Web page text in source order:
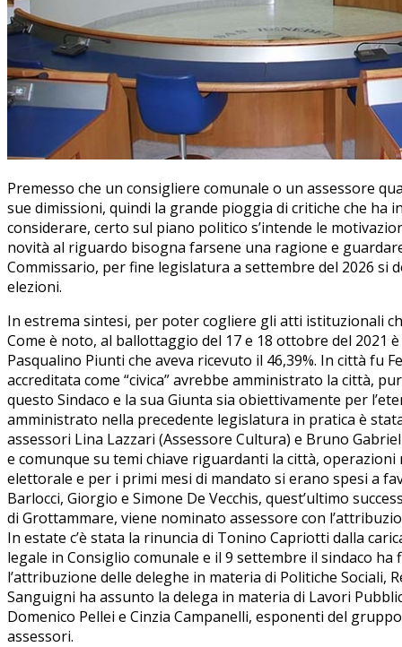
Premesso che un consigliere comunale o un assessore
sue dimissioni, quindi la grande pioggia di critiche che
considerare, certo sul piano politico s’intende le
novità al riguardo bisogna farsene una ragione e
Commissario, per fine legislatura a settembre del 2026
elezioni.
In estrema sintesi, per poter cogliere gli atti istituzionali
Come è noto, al ballottaggio del 17 e 18 ottobre del 2021
Pasqualino Piunti che aveva ricevuto il 46,39%. In città
accreditata come “civica” avrebbe amministrato la città,
questo Sindaco e la sua Giunta sia obiettivamente per
amministrato nella precedente legislatura in pratica è
assessori Lina Lazzari (Assessore Cultura) e Bruno
e comunque su temi chiave riguardanti la città,
elettorale e per i primi mesi di mandato si erano spesi a
Barlocci, Giorgio e Simone De Vecchis, quest’ultimo
di Grottammare, viene nominato assessore con
In estate c’è stata la rinuncia di Tonino Capriotti dalla
legale in Consiglio comunale e il 9 settembre il sindaco
l’attribuzione delle deleghe in materia di Politiche Sociali,
Sanguigni ha assunto la delega in materia di Lavori
Domenico Pellei e Cinzia Campanelli, esponenti del
assessori.